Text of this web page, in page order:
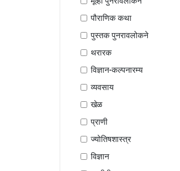
पौराणिक कथा
पुस्तक पुनरावलोकने
थरारक
विज्ञान-कल्पनारम्य
व्यवसाय
खेळ
प्राणी
ज्योतिषशास्त्र
विज्ञान